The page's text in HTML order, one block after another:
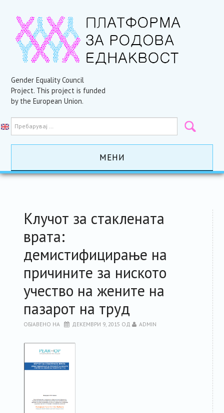
Gender Equality Council
Project. This project is funded
by the European Union.
МЕНИ
АКТИВНОСТИ
РЕСУРСИ
ФОРУМ
ЗА ПЛАТФОРМАТА
КОНТАКТ
Клучот за стаклената
вратa:
демистифицирање на
причините за ниското
учество на жените на
пазарот на труд
ОБЈАВЕНО НА ДЕКЕМВРИ 9, 2015 ОД ADMIN